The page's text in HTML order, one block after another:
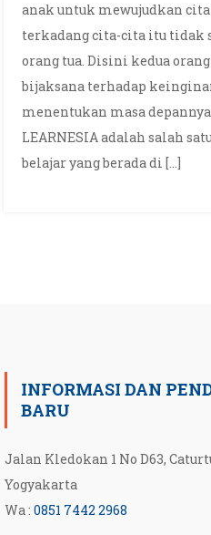
anak untuk mewujudkan
terkadang cita-cita itu tidak
orang tua. Disini kedua
bijaksana terhadap
menentukan masa
LEARNESIA adalah salah
belajar yang berada di […]
INFORMASI DAN
BARU
Jalan Kledokan 1 No D63,
Yogyakarta
Wa : 0851 7442 2968